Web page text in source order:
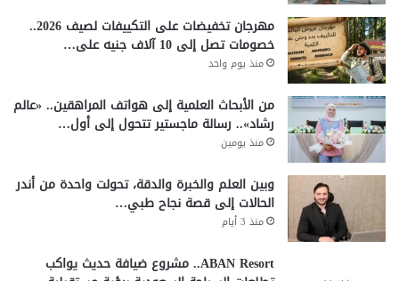
مهرجان تخفيضات على التكييفات لصيف 2026..
خصومات تصل إلى 10 آلاف جنيه على…
منذ يوم واحد
من الأبحاث العلمية إلى هواتف المراهقين.. «عالم
رشاد».. رسالة ماجستير تتحول إلى أول…
منذ يومين
وبين العلم والخبرة والدقة، تحولت واحدة من أندر
الحالات إلى قصة نجاح طبي…
منذ 3 أيام
ABAN Resort.. مشروع ضيافة حديث يواكب